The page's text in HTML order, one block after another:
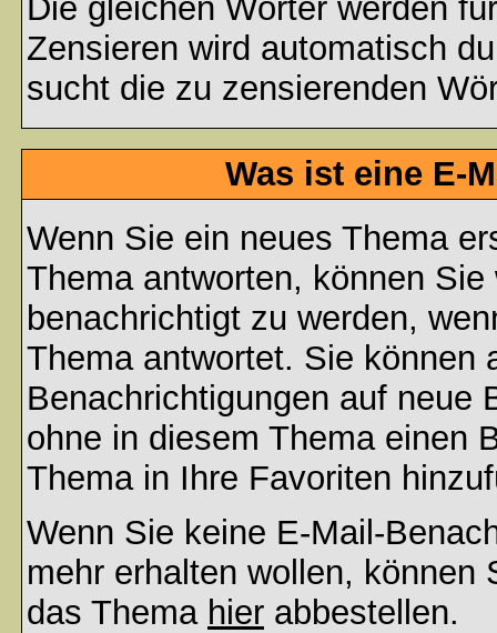
Die gleichen Wörter werden
Zensieren wird automatisch
sucht die zu zensierenden
Was ist eine E-
Wenn Sie ein neues Thema
Thema antworten, können
benachrichtigt zu werden,
Thema antwortet. Sie können
Benachrichtigungen auf neue
ohne in diesem Thema einen
Thema in Ihre Favoriten
Wenn Sie keine E-Mail-
mehr erhalten wollen,
das Thema hier abbestellen.